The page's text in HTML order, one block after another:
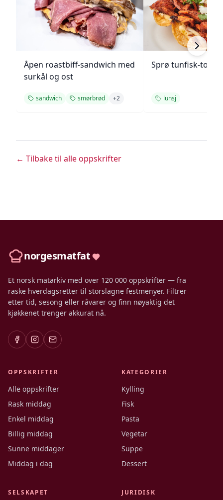
Åpen roastbiff-sandwich med
surkål og ost
sandwich smørbrød +2
Sprø tunfisk-
lunsj
← Tilbake til alle oppskrifter
norgesmatfat
Et norsk matarkiv med over 120 000 oppskrifter — fra
raske hverdagsretter til storslagne festmenyer. Filtrer
etter tid, sesong eller råvarer og finn nøyaktig det
kjøkkenet trenger akkurat nå.
OPPSKRIFTER
Alle oppskrifter
Rask middag
Enkel middag
Billig middag
Sunne middager
Middag i dag
KATEGORIER
Kylling
Fisk
Pasta
Vegetar
Suppe
Dessert
SELSKAPET JURIDISK